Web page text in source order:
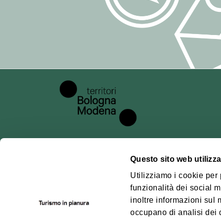
Questo sito web
Utilizziamo i cookie per
funzionalità dei social
inoltre informazioni sul
occupano di analisi dei
trattamento
## 5. Dati
Per
eventuali
Possono
## 6.
Il trattamento
liceità,
adottando
Contatti